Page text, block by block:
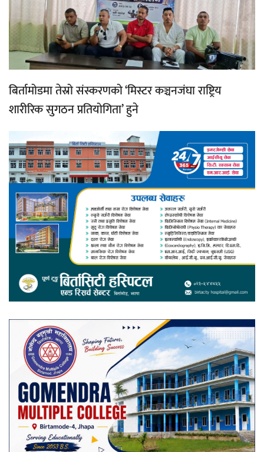
बिर्तामोडमा तेस्रो संस्करणको ‘मिस्टर कञ्चनजंघा राष्ट्रिय
शारीरिक सुगठन प्रतियोगिता’ हुने